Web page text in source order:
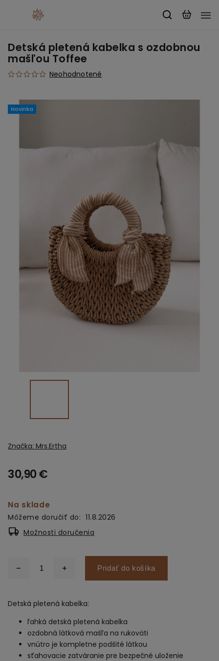
Detská pletená kabelka s ozdobnou
mašľou Toffee
Neohodnotené
Novinka
Značka: Mrs.Ertha
30,90 €
Na sklade
Môžeme doručiť do: 11.8.2026
Možnosti doručenia
Pridať do košíka
Detská pletená kabelka:
ľahká detská pletená kabelka
ozdobná látková mašľa na rukoväti
vnútro je kompletne podšité látkou
sťahovacie zatváranie pre bezpečné uloženie